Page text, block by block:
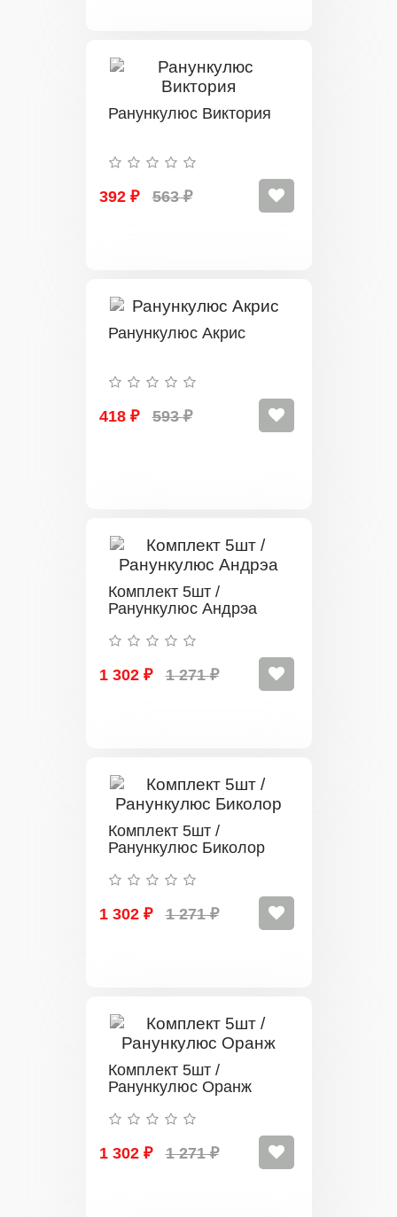
Ранункулюс Виктория
392 ₽ 563 ₽
Ранункулюс Акрис
418 ₽ 593 ₽
Комплект 5шт /
Ранункулюс Андрэа
1 302 ₽ 1 271 ₽
Комплект 5шт /
Ранункулюс Биколор
1 302 ₽ 1 271 ₽
Комплект 5шт /
Ранункулюс Оранж
1 302 ₽ 1 271 ₽